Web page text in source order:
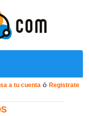
a tu cuenta ó Registrate